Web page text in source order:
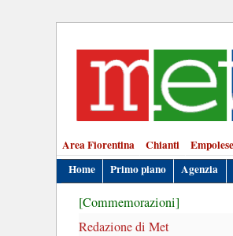
Area Fiorentina Chianti
Home
Primo piano Agenzia
[Commemorazioni]
Redazione di Met